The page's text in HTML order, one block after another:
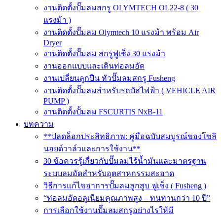
งานติดตั้งปั๊มลมสกรู OLYMTECH OL22-8 ( 30
แรงม้า )
งานติดตั้งปั๊มลม Olymtech 10 แรงม้า พร้อม Air
Dryer
งานติดตั้งปั๊มลม สกรูฟูเช็ง 30 แรงม้า
งานออกแบบและเดินท่อลมอัด
งานเปลี่ยนลูกปืน หัวปั๊มลมสกรู Fusheng
งานติดตั้งปั๊มลมสำหรับรถบัสไฟฟ้า ( VEHICLE AIR
PUMP )
งานติดตั้งปั้มลม FSCURTIS NxB-11
บทความ
**ปลดล็อกประสิทธิภาพ: คู่มือฉบับสมบูรณ์ของโซลิ
นอยด์วาล์วและการใช้งาน**
30 ข้อควรรู้เกี่ยวกับปั๊มลมไร้น้ำมันและมาตรฐาน
ระบบลมอัดสำหรับอุตสาหกรรมสะอาด
วิธีการแก้ไขอาการปั๊มลมลูกสูบ ฟูเช็ง ( Fusheng )
“ท่อลมอัดอลูเนียมคุณภาพสูง – ทนทานกว่า 10 ปี”
การเลือกใช้งานปั๊มลมสกรูอย่างไรให้มี